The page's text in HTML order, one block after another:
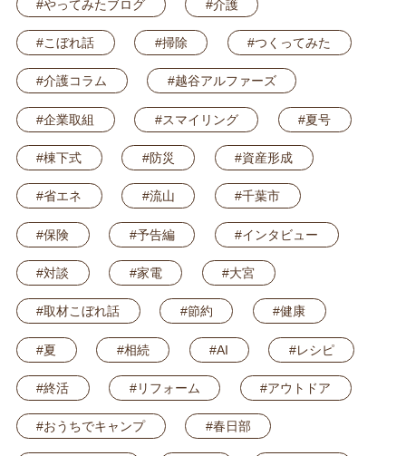
#やってみたブログ #介護
#こぼれ話 #掃除 #つくってみた
#介護コラム #越谷アルファーズ
#企業取組 #スマイリング #夏号
#棟下式 #防災 #資産形成
#省エネ #流山 #千葉市
#保険 #予告編 #インタビュー
#対談 #家電 #大宮
#取材こぼれ話 #節約 #健康
#夏 #相続 #AI #レシピ
#終活 #リフォーム #アウトドア
#おうちでキャンプ #春日部